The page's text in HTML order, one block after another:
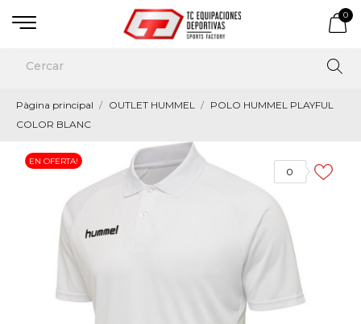
0
Pàgina principal OUTLET HUMMEL
POLO HUMMEL PLAYFUL
COLOR BLANC
0
EN OFERTA!